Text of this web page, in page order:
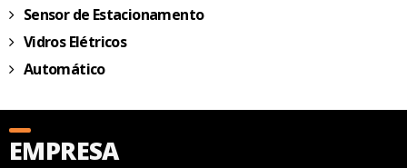
Sensor de Estacionamento
Vidros Elétricos
Automático
EMPRESA